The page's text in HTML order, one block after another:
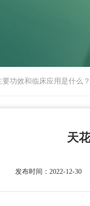
要功效和临床应用是什么？
天
发布时间：2022-12-30